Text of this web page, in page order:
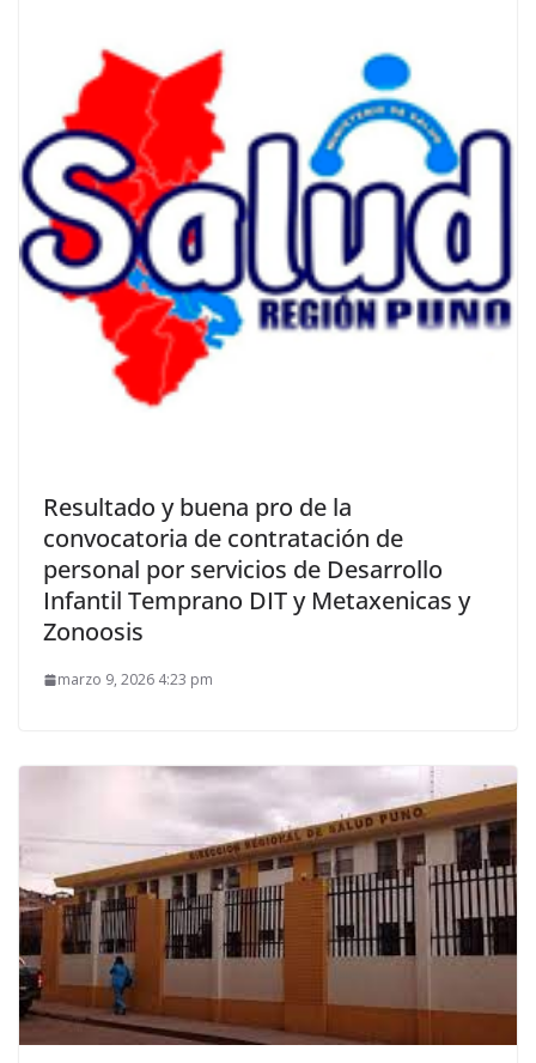
Resultado y buena pro de la
convocatoria de contratación de
personal por servicios de Desarrollo
Infantil Temprano DIT y Metaxenicas y
Zonoosis
marzo 9, 2026 4:23 pm